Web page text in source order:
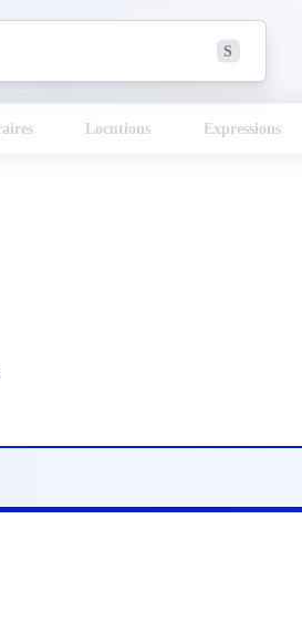
S
Locutions Expressions